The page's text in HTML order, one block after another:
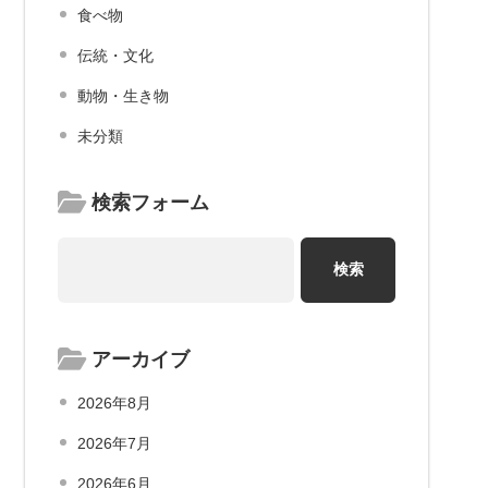
食べ物
伝統・文化
動物・生き物
未分類
検索フォーム
アーカイブ
2026年8月
2026年7月
2026年6月